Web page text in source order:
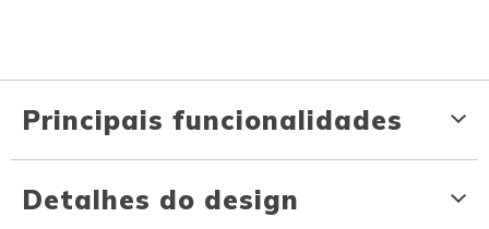
Principais funcionalidades
Detalhes do design